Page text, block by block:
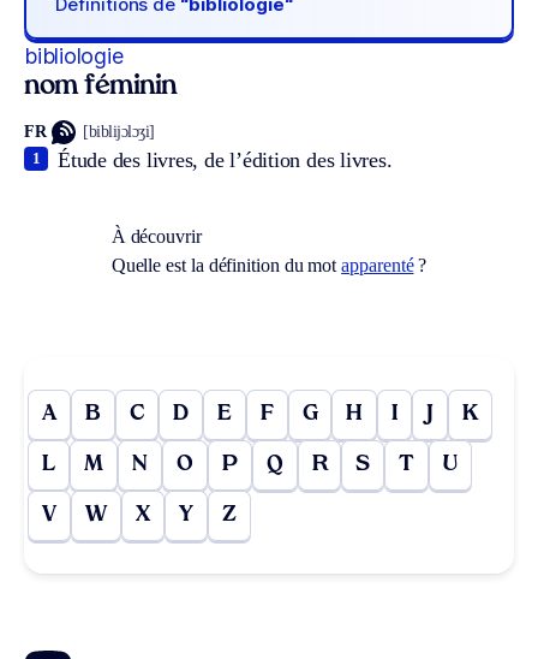
Définitions de “bibliologie“
bibliologie
nom féminin
FR [biblijɔlɔʒi]
Étude des livres, de l’édition des livres.
1
À découvrir
Quelle est la définition du motapparenté?
A B C D E F G H I J K
L M N O P Q R S T U
V W X Y Z